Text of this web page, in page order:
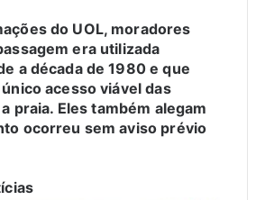
do UOL, moradores
era utilizada
a década de 1980 e que
acesso viável das
praia. Eles também alegam
ocorreu sem aviso prévio